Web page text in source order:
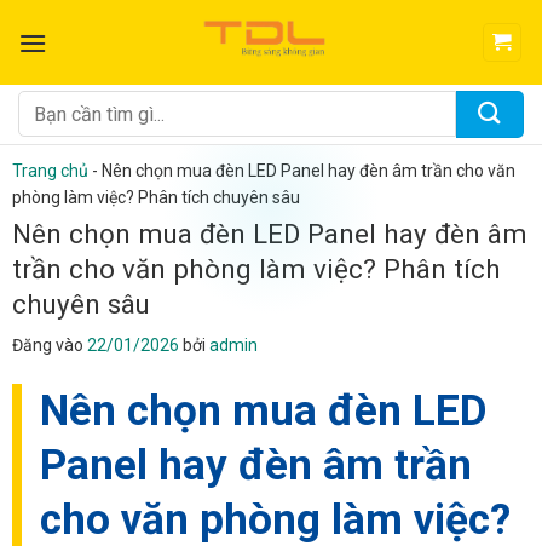
qua
dung
Tìm
kiếm:
Trang chủ - Nên chọn mua đèn LED Panel hay đèn âm trần cho văn
phòng làm việc? Phân tích chuyên sâu
Nên chọn mua đèn LED Panel hay đèn âm
trần cho văn phòng làm việc? Phân tích
chuyên sâu
Đăng vào 22/01/2026 bởi admin
Nên chọn mua đèn LED
Panel hay đèn âm trần
cho văn phòng làm việc?